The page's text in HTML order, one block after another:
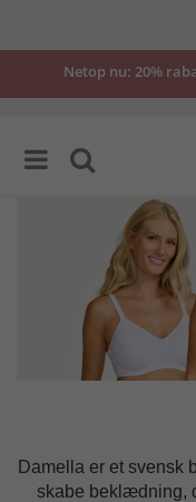
Netop nu: 20%
Damella er et svensk
skabe beklædning,